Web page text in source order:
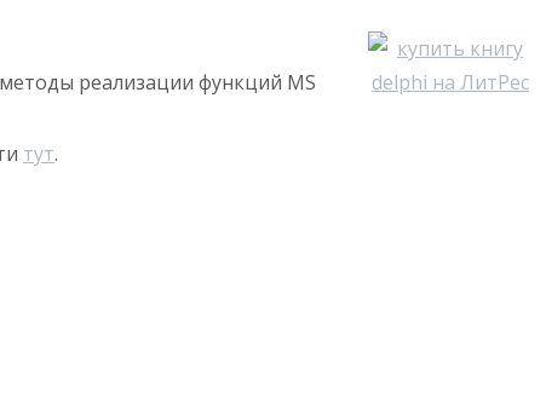
реализации функций MS
тут.